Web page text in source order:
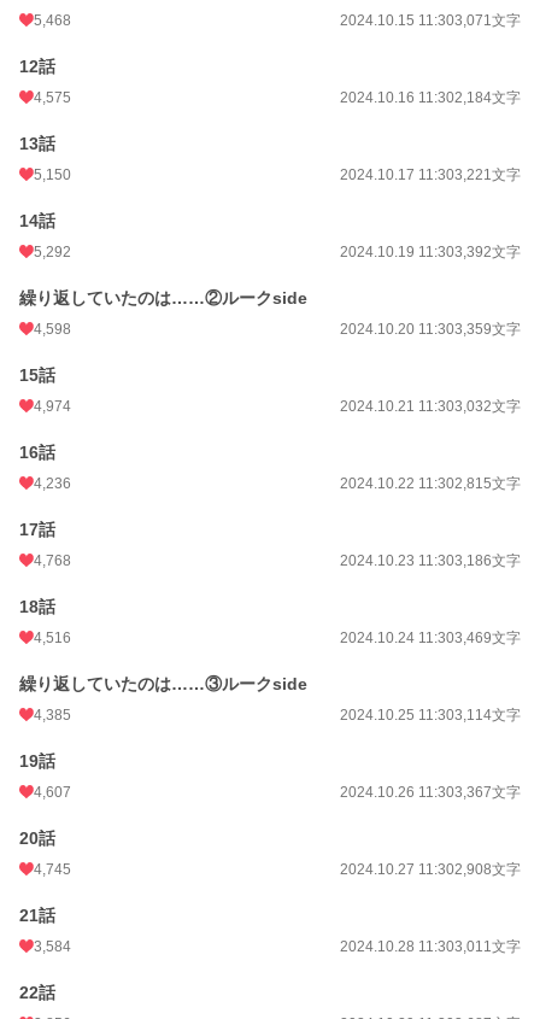
5,468 2024.10.15 11:303,071文字
12話
4,575 2024.10.16 11:302,184文字
13話
5,150 2024.10.17 11:303,221文字
14話
5,292 2024.10.19 11:303,392文字
繰り返していたのは……②ルークside
4,598 2024.10.20 11:303,359文字
15話
4,974 2024.10.21 11:303,032文字
16話
4,236 2024.10.22 11:302,815文字
17話
4,768 2024.10.23 11:303,186文字
18話
4,516 2024.10.24 11:303,469文字
繰り返していたのは……③ルークside
4,385 2024.10.25 11:303,114文字
19話
4,607 2024.10.26 11:303,367文字
20話
4,745 2024.10.27 11:302,908文字
21話
3,584 2024.10.28 11:303,011文字
22話